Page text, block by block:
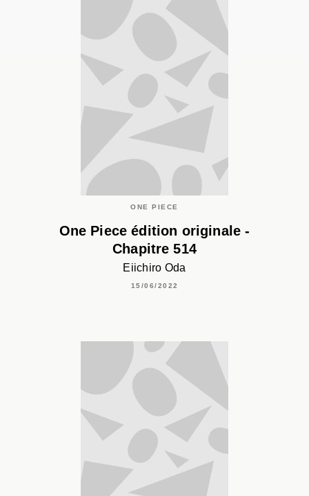
ONE PIECE
One Piece édition originale -
Chapitre 514
Eiichiro Oda
15/06/2022